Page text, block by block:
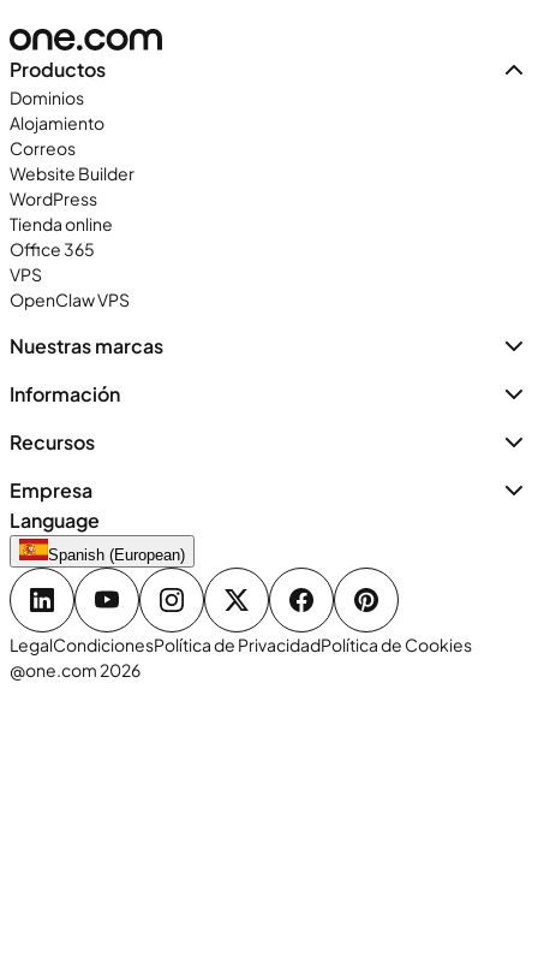
Productos
Dominios
Alojamiento
Correos
Website Builder
WordPress
Tienda online
Office 365
VPS
OpenClaw VPS
Nuestras marcas
Información
Recursos
Empresa
Language
Spanish (European)
LegalCondicionesPolítica de PrivacidadPolítica de Cookies
@one.com 2026